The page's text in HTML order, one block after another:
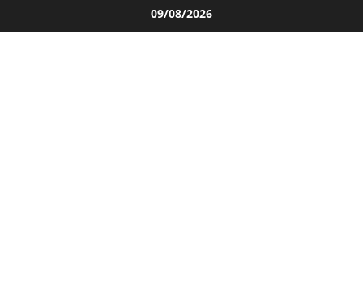
al
09/08/2026